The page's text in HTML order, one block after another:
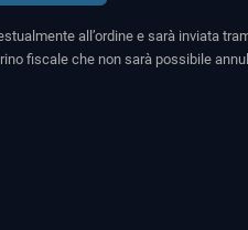
all’ordine e sarà inviata
fiscale che non sarà possibile